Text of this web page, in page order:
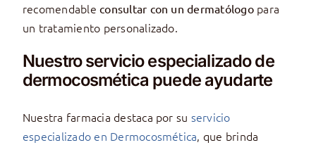
recomendableconsultar con un dermatólogopara
un tratamiento personalizado.
Nuestro servicio especializado de
dermocosmética puede ayudarte
Nuestra farmacia destaca por su servicio
especializado en Dermocosmética, que brinda